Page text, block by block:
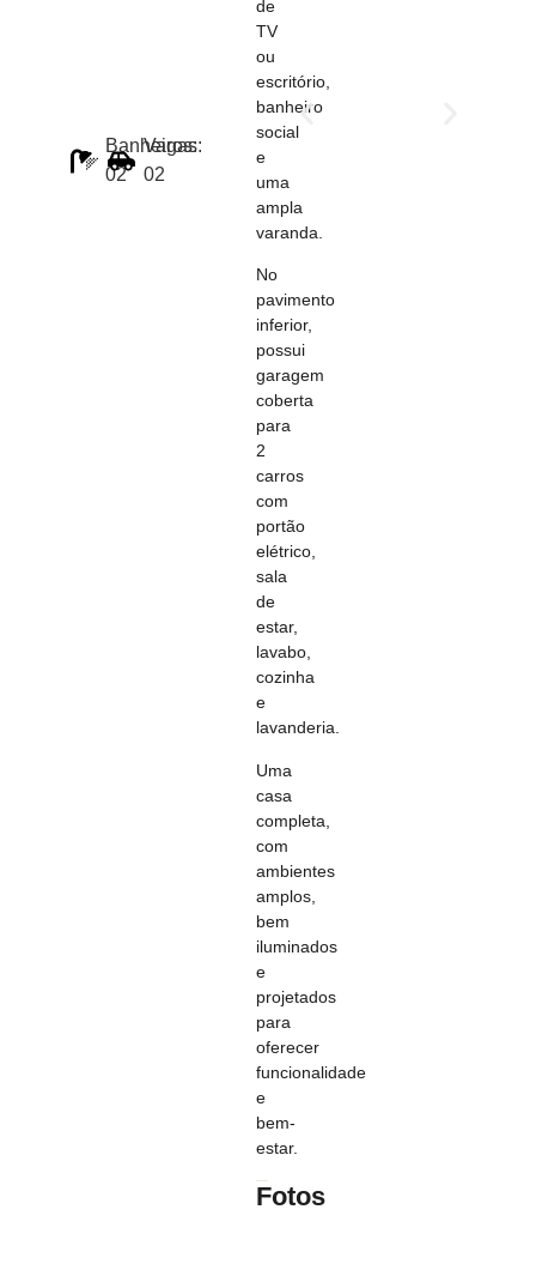
Banheiros:
02
Vagas:
02
de
TV
ou
escritório,
banheiro
social
e
uma
ampla
varanda.
No
pavimento
inferior,
possui
garagem
coberta
para
2
carros
com
portão
elétrico,
sala
de
estar,
lavabo,
cozinha
e
lavanderia.
Uma
casa
completa,
com
ambientes
amplos,
bem
iluminados
e
projetados
para
oferecer
funcionalidade
e
bem-
estar.
Fotos